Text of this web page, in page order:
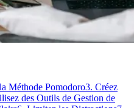
Méthode Pomodoro3. Créez
des Outils de Gestion de